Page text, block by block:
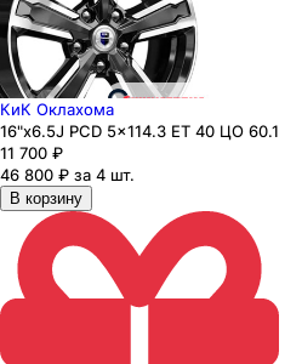
КиК Оклахома
16"x6.5J PCD 5x114.3 ЕТ 40 ЦО 60.1
11 700 ₽
46 800 ₽ за 4 шт.
В корзину